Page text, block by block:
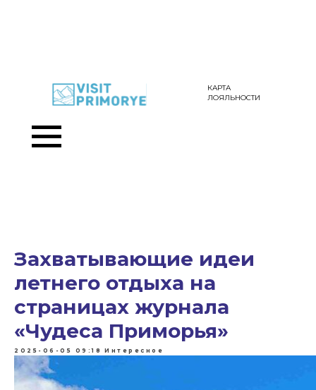
КАРТА
ЛОЯЛЬНОСТИ
Захватывающие идеи
летнего отдыха на
страницах журнала
«Чудеса Приморья»
2025-06-05 09:18 Интересное